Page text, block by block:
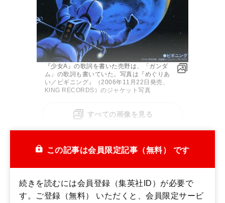
『少女A』の歌詞を書いた売野は、「ガンダ
ム」の歌詞も書いていた。写真は『めぐりあ
い／ビギニング』（2006年11月22日発売、
KING RECORDS）のジャケット写真
すべての画像を見る
売野はその頃、作詞家として契約していた事務所で、
この記事は会員限定記事（無料） です
続きを読むには会員登録（集英社ID）が必要で
す。ご登録（無料） いただくと、会員限定サービ